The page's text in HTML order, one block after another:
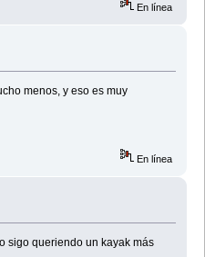
En línea
menos, y eso es muy
En línea
sigo queriendo un kayak más